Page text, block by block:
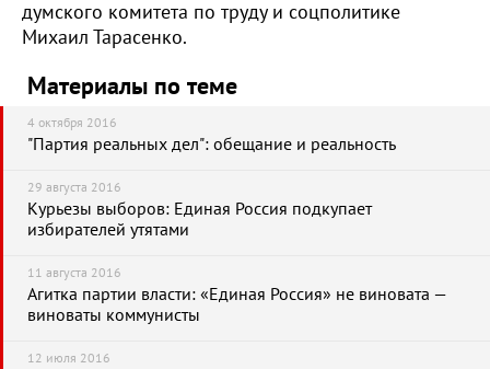
думского комитета по труду и соцполитике
Михаил Тарасенко.
Материалы по теме
4 октября 2016
"Партия реальных дел": обещание и реальность
29 августа 2016
Курьезы выборов: Единая Россия подкупает
избирателей утятами
11 августа 2016
Агитка партии власти: «Единая Россия» не виновата —
виноваты коммунисты
12 июля 2016